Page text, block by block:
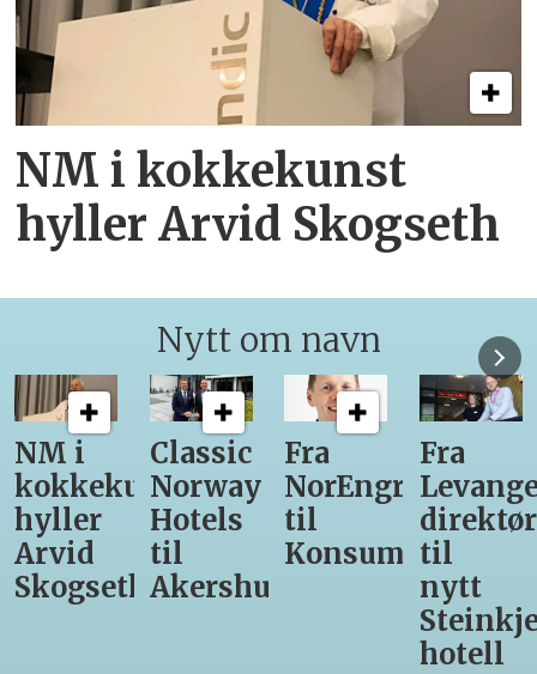
NM i kokkekunst
hyller Arvid Skogseth
Nytt om navn
Classic
Norway
Hotels
til
Akershus
Fra
NorEngros
til
Konsumgruppen
Fra
Levanger-
direktør
til
Steinkjer-
12
får
være
med
Asko